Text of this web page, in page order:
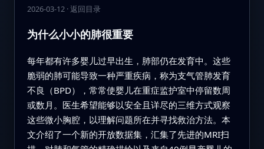
2026-03-12· 返回目录
为什么小小的肺很重要
每年都有许多婴儿过早出生，肺部仍在发育中。这些
脆弱的肺可能导致一种严重疾病，称为支气管肺发育
不良（BPD），常常使婴儿在重症监护室中停留数周
或数月。医生希望能够以安全且详尽的三维方式观察
这些微小胸腔，以理解问题所在并寻找救治方法。本
文介绍了一个新的开放数据集，汇集了先进的MRI扫